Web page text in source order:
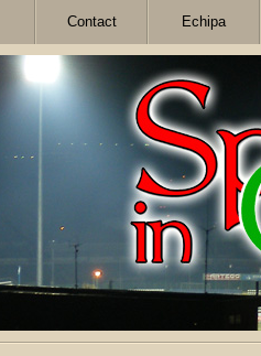
Contact Echipa